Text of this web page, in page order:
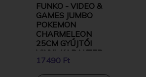
FUNKO - VIDEO &
GAMES JUMBO
POKEMON
CHARMELEON
25CM GYŰJTŐI
VINYL KARAKTER
17490 Ft